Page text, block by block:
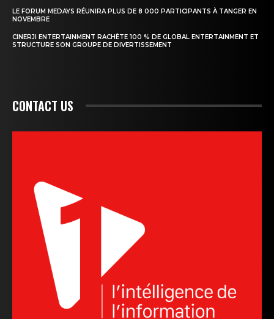
LE FORUM MEDAYS RÉUNIRA PLUS DE 8 000 PARTICIPANTS À TANGER EN
NOVEMBRE
CINERJI ENTERTAINMENT RACHÈTE 100 % DE GLOBAL ENTERTAINMENT ET
STRUCTURE SON GROUPE DE DIVERTISSEMENT
CONTACT US